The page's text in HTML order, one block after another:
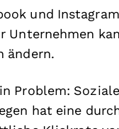
und
Unternehmen
ändern.
Problem:
hat eine